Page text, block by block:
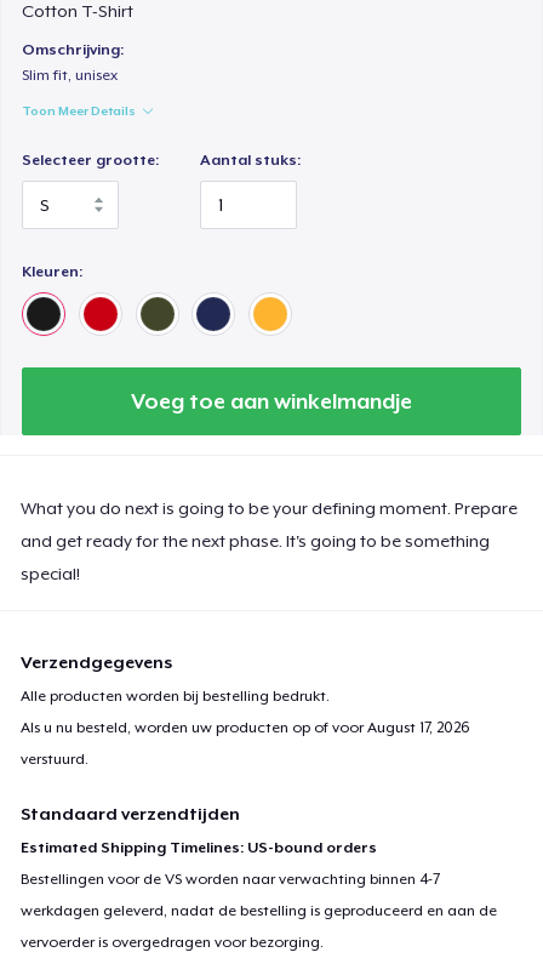
Cotton T-Shirt
Omschrijving:
Slim fit, unisex
Toon Meer Details
Selecteer grootte: Aantal stuks:
Kleuren:
Voeg toe aan winkelmandje
What you do next is going to be your defining moment. Prepare
and get ready for the next phase. It's going to be something
special!
Verzendgegevens
Alle producten worden bij bestelling bedrukt.
Als u nu besteld, worden uw producten op of voorAugust 17, 2026
verstuurd.
Standaard verzendtijden
Estimated Shipping Timelines: US-bound orders
Bestellingen voor de VS worden naar verwachting binnen 4-7
werkdagen geleverd, nadat de bestelling is geproduceerd en aan de
vervoerder is overgedragen voor bezorging.